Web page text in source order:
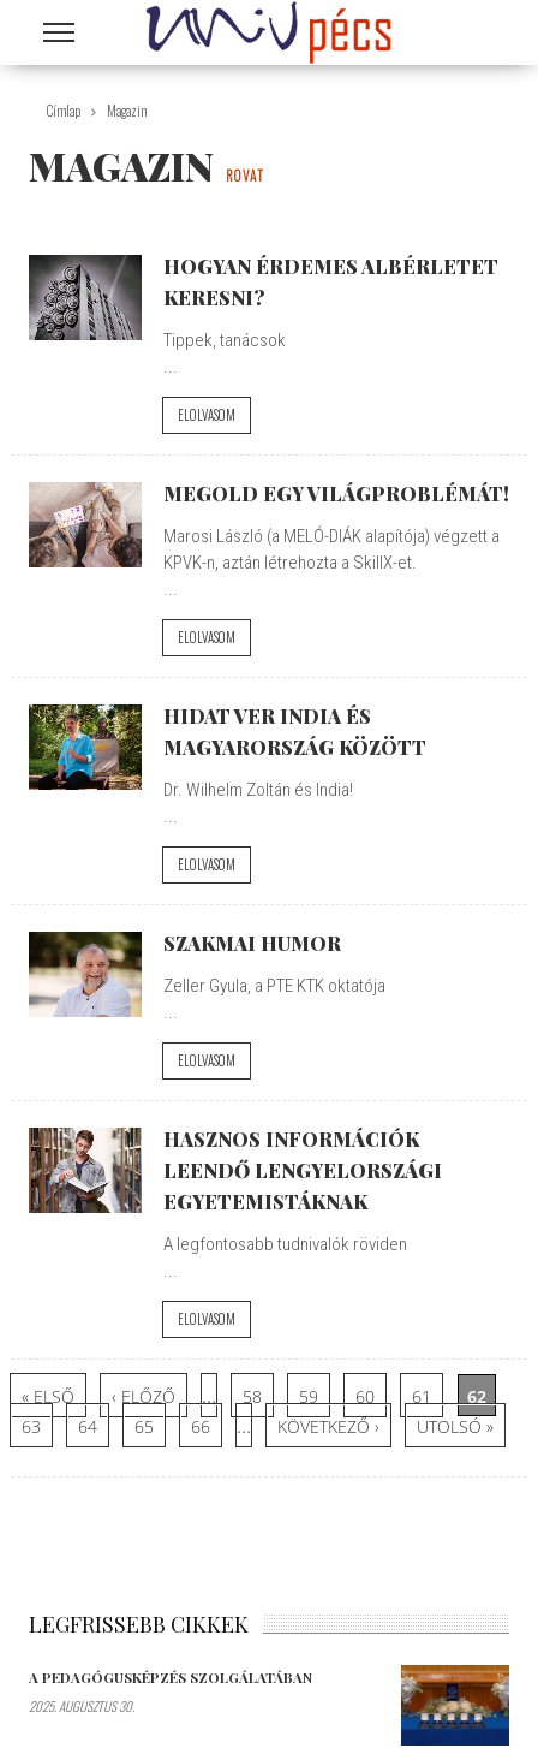
Ugrás a tartalomra
Címlap Magazin
MAGAZIN ROVAT
HOGYAN ÉRDEMES ALBÉRLETET
KERESNI?
Tippek, tanácsok
...
ELOLVASOM
MEGOLD EGY VILÁGPROBLÉMÁT!
Marosi László (a MELÓ-DIÁK alapítója) végzett a
KPVK-n, aztán létrehozta a SkillX-et.
...
ELOLVASOM
HIDAT VER INDIA ÉS
MAGYARORSZÁG KÖZÖTT
Dr. Wilhelm Zoltán és India!
...
ELOLVASOM
SZAKMAI HUMOR
Zeller Gyula, a PTE KTK oktatója
...
ELOLVASOM
HASZNOS INFORMÁCIÓK
LEENDŐ LENGYELORSZÁGI
EGYETEMISTÁKNAK
A legfontosabb tudnivalók röviden
...
ELOLVASOM
Oldalak
« ELSŐ ‹ ELŐZŐ … 58 59 60 61
62
63
64 65 66 … KÖVETKEZŐ › UTOLSÓ »
LEGFRISSEBB CIKKEK
A PEDAGÓGUSKÉPZÉS SZOLGÁLATÁBAN
2025. AUGUSZTUS 30.